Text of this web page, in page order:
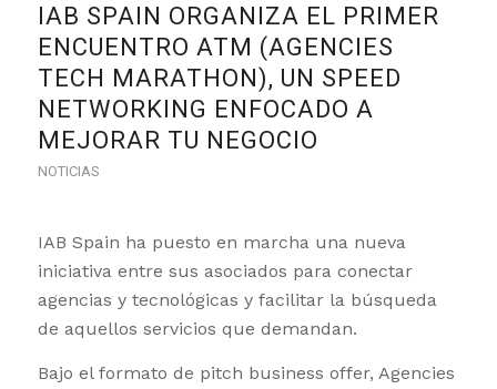
IAB SPAIN ORGANIZA EL PRIMER
ENCUENTRO ATM (AGENCIES
TECH MARATHON), UN SPEED
NETWORKING ENFOCADO A
MEJORAR TU NEGOCIO
NOTICIAS
IAB Spain ha puesto en marcha una nueva
iniciativa entre sus asociados para conectar
agencias y tecnológicas y facilitar la búsqueda
de aquellos servicios que demandan.
Bajo el formato de pitch business offer, Agencies